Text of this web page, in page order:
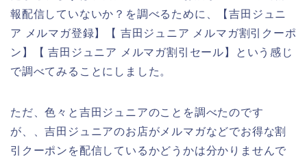
報配信していないか？を調べるために、【吉田ジュニ
ア メルマガ登録】【 吉田ジュニア メルマガ割引クーポ
ン】【 吉田ジュニア メルマガ割引セール】という感じ
で調べてみることにしました。
ただ、色々と吉田ジュニアのことを調べたのです
が、、吉田ジュニアのお店がメルマガなどでお得な割
引クーポンを配信しているかどうかは分かりませんで